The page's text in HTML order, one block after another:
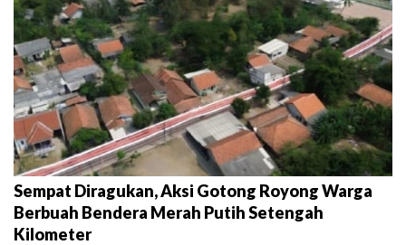
Sempat Diragukan, Aksi Gotong Royong Warga
Berbuah Bendera Merah Putih Setengah
Kilometer